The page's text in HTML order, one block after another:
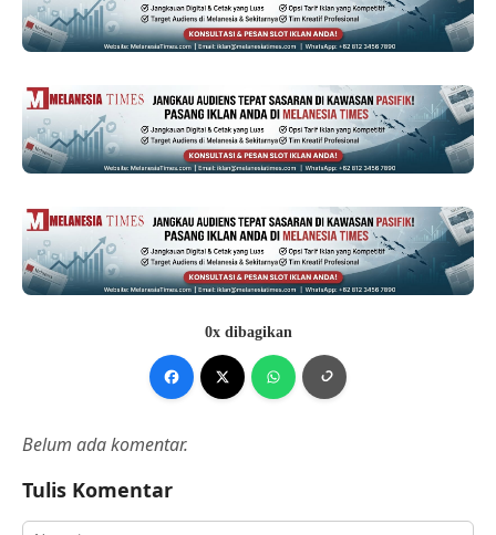
0x dibagikan
Belum ada komentar.
Tulis Komentar